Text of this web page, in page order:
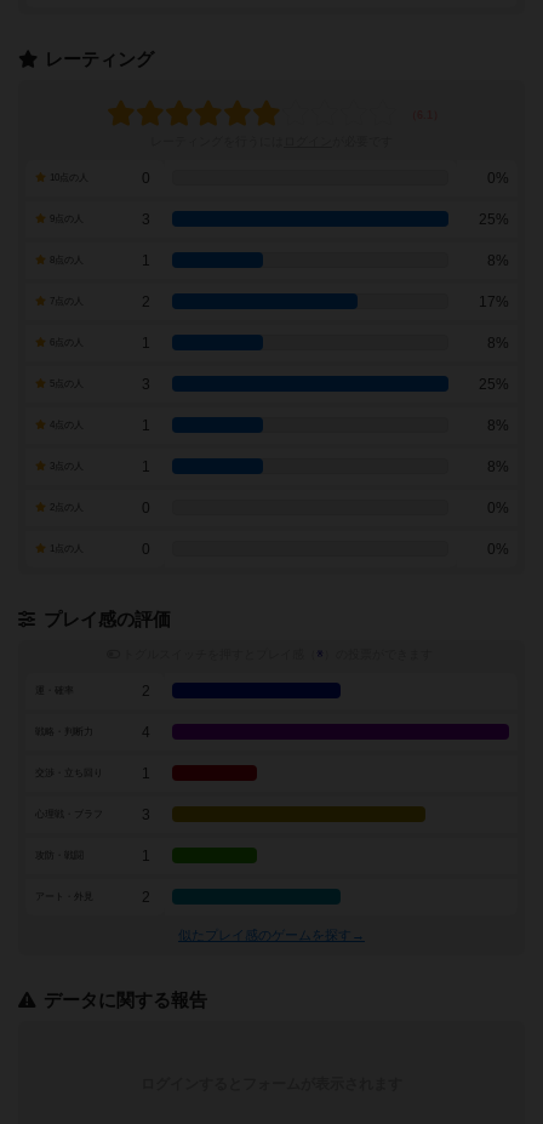
レーティング
0 0%
3 25%
1 8%
7点の人 2 17%
1 8%
3 25%
1 8%
1 8%
0 0%
0 0%
プレイ感の評価
※
2
4
1
3
1
アート・外見 2
似たプレイ感のゲームを探す→
データに関する報告